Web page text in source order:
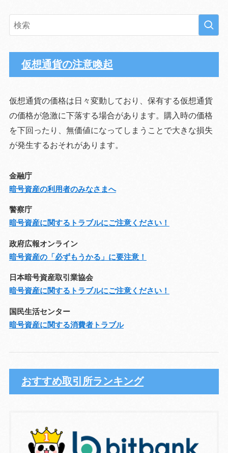
イ
ブ
仮想通貨の注意喚起
仮想通貨の価格は日々変動しており、保有する仮想通貨
の価格が急激に下落する場合があります。購入時の価格
を下回ったり、無価値になってしまうことで大きな損失
が発生するおそれがあります。
金融庁
暗号資産の利用者のみなさまへ
警察庁
暗号資産に関するトラブルにご注意ください！
政府広報オンライン
暗号資産の「必ずもうかる」に要注意！
日本暗号資産取引業協会
暗号資産に関するトラブルにご注意ください！
国民生活センター
暗号資産に関する消費者トラブル
おすすめ取引所ランキング